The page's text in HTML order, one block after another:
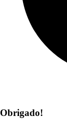
Obrigado!